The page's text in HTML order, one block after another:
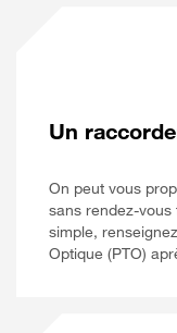
Un
On peut vous
sans rendez-vous
simple,
Optique (PTO)